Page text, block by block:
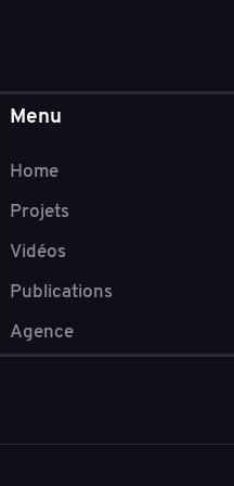
Menu
Home
Projets
Vidéos
Publications
Agence